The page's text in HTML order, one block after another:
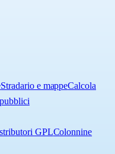
Stradario e mappeCalcola
GPLColonnine